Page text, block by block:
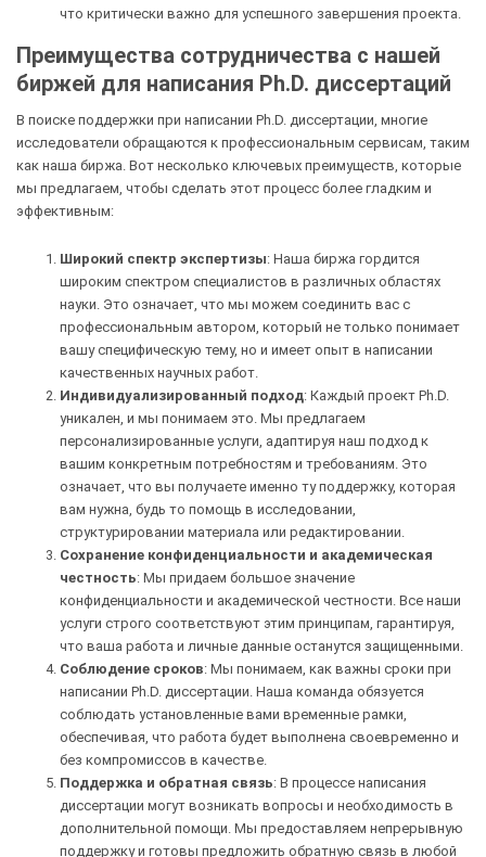
что критически важно для успешного завершения проекта.
Преимущества сотрудничества с нашей
биржей для написания Ph.D. диссертаций
В поиске поддержки при написании Ph.D. диссертации, многие
исследователи обращаются к профессиональным сервисам, таким
как наша биржа. Вот несколько ключевых преимуществ, которые
мы предлагаем, чтобы сделать этот процесс более гладким и
эффективным:
Широкий спектр экспертизы: Наша биржа гордится
широким спектром специалистов в различных областях
науки. Это означает, что мы можем соединить вас с
профессиональным автором, который не только понимает
вашу специфическую тему, но и имеет опыт в написании
качественных научных работ.
Индивидуализированный подход: Каждый проект Ph.D.
уникален, и мы понимаем это. Мы предлагаем
персонализированные услуги, адаптируя наш подход к
вашим конкретным потребностям и требованиям. Это
означает, что вы получаете именно ту поддержку, которая
вам нужна, будь то помощь в исследовании,
структурировании материала или редактировании.
Сохранение конфиденциальности и академическая
честность: Мы придаем большое значение
конфиденциальности и академической честности. Все наши
услуги строго соответствуют этим принципам, гарантируя,
что ваша работа и личные данные останутся защищенными.
Соблюдение сроков: Мы понимаем, как важны сроки при
написании Ph.D. диссертации. Наша команда обязуется
соблюдать установленные вами временные рамки,
обеспечивая, что работа будет выполнена своевременно и
без компромиссов в качестве.
Поддержка и обратная связь: В процессе написания
диссертации могут возникать вопросы и необходимость в
дополнительной помощи. Мы предоставляем непрерывную
поддержку и готовы предложить обратную связь в любой